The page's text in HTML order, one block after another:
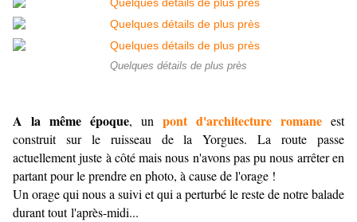
Quelques détails de plus près
A la même époque, un pont d'architecture romane est
construit sur le ruisseau de la Yorgues. La route passe
actuellement juste à côté mais nous n'avons pas pu nous arrêter en
partant pour le prendre en photo, à cause de l'orage !
Un orage qui nous a suivi et qui a perturbé le reste de notre balade
durant tout l'après-midi...